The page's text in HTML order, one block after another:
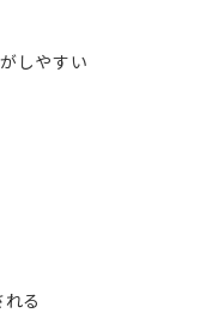
しやすい
る